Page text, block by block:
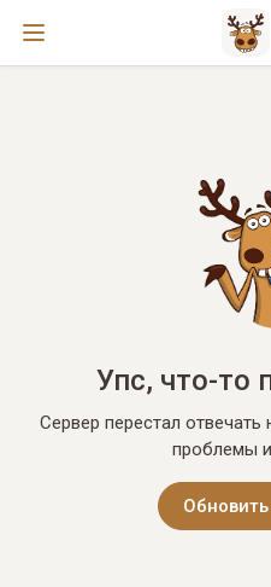
Упс, что-то
Сервер перестал
проблемы